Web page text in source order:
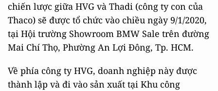
chiến lược giữa HVG và Thadi (công ty con của
Thaco) sẽ được tổ chức vào chiều ngày 9/1/2020,
tại Hội trường Showroom BMW Sale trên đường
Mai Chí Thọ, Phường An Lợi Đông, Tp. HCM.
Về phía công ty HVG, doanh nghiệp này được
thành lập và đi vào sản xuất tại Khu công